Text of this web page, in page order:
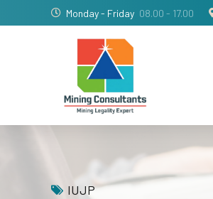
Monday - Friday 08.00 - 17.00
IUJP